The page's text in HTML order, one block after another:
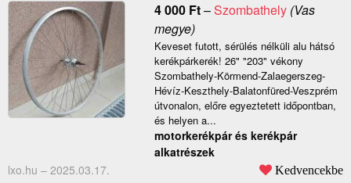
4 000 Ft–Szombathely(Vas
megye)
Keveset futott, sérülés nélküli alu hátsó
kerékpárkerék! 26" "203" vékony
Szombathely-Körmend-Zalaegerszeg-
Hévíz-Keszthely-Balatonfüred-Veszprém
útvonalon, előre egyeztetett időpontban,
és helyen a...
motorkerékpár és kerékpár
alkatrészek
lxo.hu – 2025.03.17. Kedvencekbe